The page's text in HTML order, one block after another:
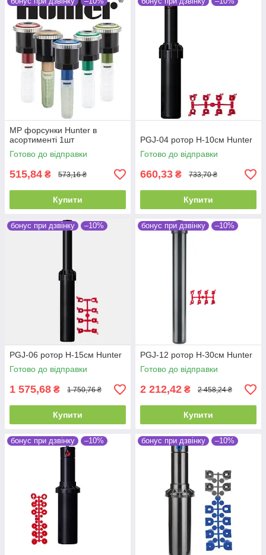
MP форсунки Hunter в
асортименті 1шт
Готово до відправки
515,84 ₴ 573,16 ₴
Купити
PGJ-04 ротор H-10см Hunter
Готово до відправки
660,33 ₴ 733,70 ₴
Купити
бонус при дзвінку –10%
PGJ-06 ротор H-15см Hunter
Готово до відправки
1 575,68 ₴ 1 750,76 ₴
Купити
бонус при дзвінку –10%
PGJ-12 ротор H-30см Hunter
Готово до відправки
2 212,42 ₴ 2 458,24 ₴
Купити
бонус при дзвінку –10% бонус при дзвінку –10%